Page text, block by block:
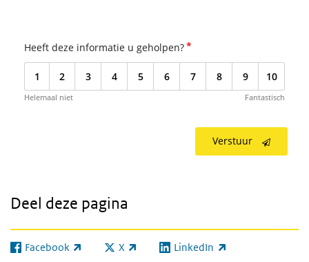
Heeft deze informatie u geholpen?*
1 2 3 4 5 6 7 8 9 10
Helemaal niet Fantastisch
Verstuur
Deel deze pagina
Facebook
(externe link) X
(externe link) LinkedIn
(externe link)